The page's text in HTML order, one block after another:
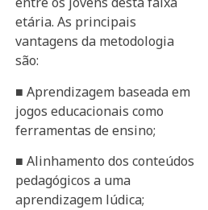
etária. As principais
vantagens da metodologia
são:
■ Aprendizagem baseada em
jogos educacionais como
ferramentas de ensino;
■ Alinhamento dos conteúdos
pedagógicos a uma
aprendizagem lúdica;